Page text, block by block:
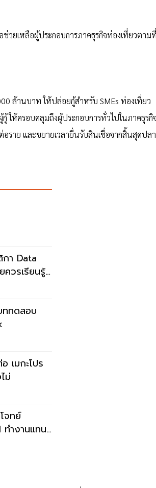
ยเหลือผู้ประกอบการภาคธุรกิจท่องเที่ยวตาม
ล้านบาท ให้ปล่อยกู้สำหรับ SMEs ท่องเที่ยว
ให้ครอบคลุมถึงผู้ประกอบการทั่วไปในภาคธุรกิ
อราย และขยายเวลายื่นรับสินเชื่อจากสิ้นสุดปล
า Data
ควรเรียนรู้
ททดสอบ
เมกะโปร
ม่
จทย์
ทำงานแทน